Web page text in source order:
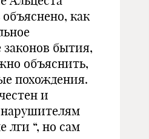
как
бытия,
объяснить,
похождения.
и
лги “, но сам